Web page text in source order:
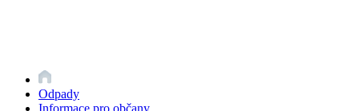
Odpady
Informace pro občany